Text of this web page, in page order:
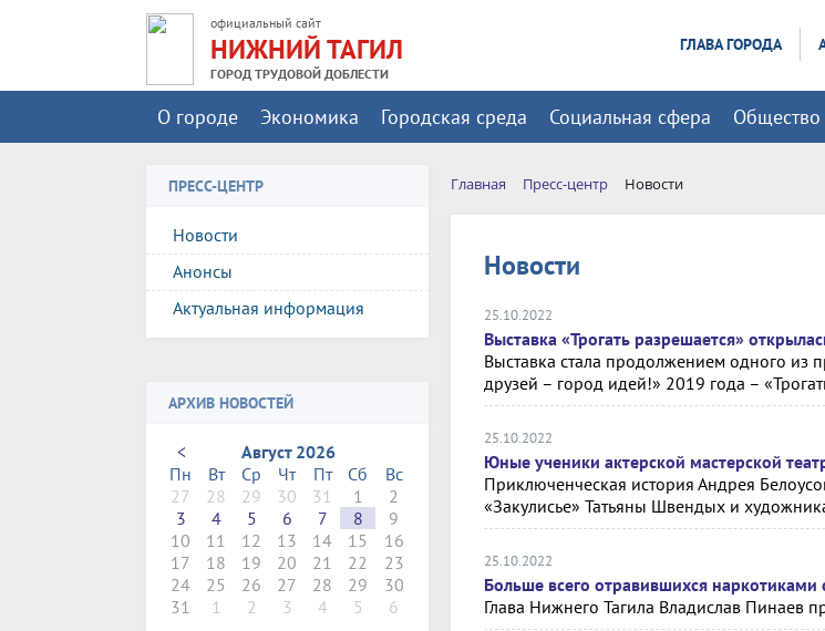
официальный сайт
НИЖНИЙ ТАГИЛ
ГОРОД ТРУДОВОЙ ДОБЛЕСТИ
ГЛАВА ГОРОДА
О городе Экономика Городская среда Социальная сфера Общество
ПРЕСС-ЦЕНТР
Новости
Анонсы
Актуальная информация
АРХИВ НОВОСТЕЙ
<
Август 2026
Пн
Вт Ср Чт Пт Сб
Вс
27
28 29 30 31 1
2
3
4 5 6 7 8
9
10
11 12 13 14 15
16
17
18 19 20 21 22
23
24
25 26 27 28 29
30
31
1 2 3 4 5 6
Главная Пресс-центр Новости
Новости
25.10.2022
Выставка «Трогать разрешается»
Выставка стала продолжением одного из
друзей – город идей!» 2019 года –
25.10.2022
Юные ученики актерской мастерской
Приключенческая история Андрея
«Закулисье» Татьяны Швендых и
25.10.2022
Больше всего отравившихся
Глава Нижнего Тагила Владислав Пинаев